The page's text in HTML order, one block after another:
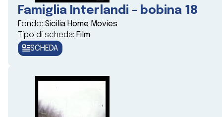
Famiglia Interlandi - bobina 18
Fondo: Sicilia Home Movies
Tipo di scheda: Film
SCHEDA